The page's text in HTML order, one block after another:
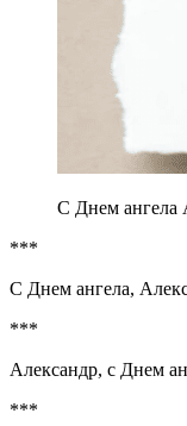
С Днем ангела
***
С Днем ангела,
***
Александр, с Днем
***